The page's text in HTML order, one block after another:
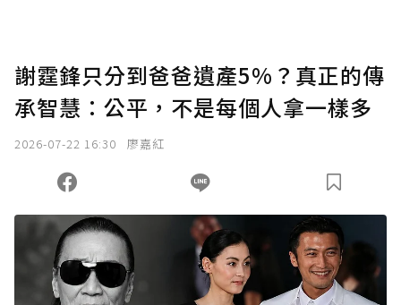
謝霆鋒只分到爸爸遺產5%？真正的傳
承智慧：公平，不是每個人拿一樣多
2026-07-22 16:30 廖嘉紅